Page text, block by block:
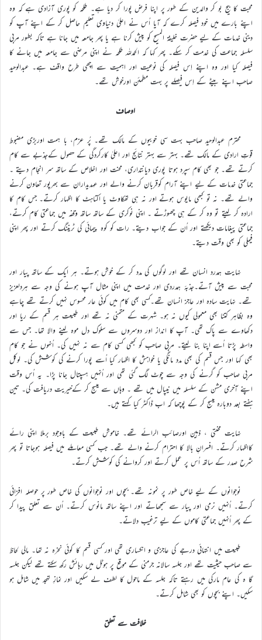
محبت کا بیج بو کر والدین کے طور پر اپنا فرض پورا کر دیا ہے۔ طلحہ کو پوری آزادی ہے کہ وہ
اپنے بارے میں خود فیصلہ کرے کہ آیا اُس نے اعلیٰ دنیاوی تعلیم حاصل کر کے اپنے آپ کو
دینی خدمات کے لیے حضرت خلیفۃ المسیح کو پیش کرنا ہے یا پھر جامعہ میں جانا ہے تاکہ بطور مربی
سلسلہ جماعت کی خدمت کر سکے۔ پھر کہا کہ الحمدللہ طلحہ نے اپنی مرضی سے جامعہ میں جانے کا
فیصلہ کیا اور وہ اپنے اِس فیصلہ کی نوعیت اور اہمیت سے اچھی طرح واقف ہے۔ عبدالوحید
صاحب اپنے بیٹے کے اِس فیصلے پر بہت مطمئن اورخوش تھے۔
اوصاف
محترم عبدالوحید صاحب بہت سی خوبیوں کے مالک تھے۔ پُر عزم، با ہمت اوربڑی مضبوط
قوتِ ارادی کے مالک تھے۔ بہتر سے بہتر نتائج اور اعلیٰ کارکردگی کے حصول کےجذبے سے کام
کرتے تھے۔ جو بھی کام سپرد ہوتا پوری دیانتداری، محنت اور اخلاص کے ساتھ سر انجام دیتے ۔
جماعتی خدمات کے لیے اپنے آرام کوقربان کرنے والے اور عہدیداران سے بھرپور تعاون کرنے
والے تھے۔ نہ تو کبھی مایوس ہوتے اور نہ ہی تھکاوٹ یا اکتاہٹ کا اظہار کرتے۔ جس کام کا
ارادہ کر لیتے تو وہ کر کے ہی چھوڑتے ۔ اپنی نوکری کے ساتھ ساتھ وقفہ میں جماعتی کام کرتے،
جماعتی پیغامات دیکھتے اور اُن کے جواب دیتے۔ رات کو کوہ پیمائی کی ٹریننگ کرتے اور پھر اپنی
فیملی کو بھی وقت دیتے۔
نہایت ہمدرد انسان تھے اور لوگوں کی مدد کر کے خوش ہوتے۔ ہر ایک کے ساتھ پیار اور
محبت سے پیش آتے۔جذبۂ ہمدردی اور خدمت میں اپنی مثال آپ ہونے کی وجہ سے ہردلعزیز
تھے۔ نہایت سادہ اور عاجز انسان تھے۔کسی بھی کام میں کوئی عار محسوس نہیں کرتے تھے چاہے
وہ بظاہر کتنا بھی معمولی کیوں نہ ہو۔ شہرت کے متمنی نہ تھے اور طبیعت ہر قسم کے ریا اور
دکھاوے سے پاک تھی۔ آپ کا انداز اور دوسروں سے سلوک دل موہ لینے والا تھا۔ جس سے
واسطہ پڑتا اُسے اپنا بنا لیتے۔ مربی صاحب کو کبھی کسی کام سے نہ نہیں کی۔ اُنہوں نے جو کام
بھی کہا اور جس قسم کی بھی مدد مانگی یا خواہش کا اظہار کیا اُسے پورا کرنے کی کوشش کی۔ لوکل
مربی صاحب کو گرنے کی وجہ سے چوٹ لگ گئی تھی اور اُنہیں ہسپتال جانا پڑا۔ یہ اُس وقت
اپنے آخری مشن کے سلسلہ میں نیپال میں تھے ۔ وہاں سے میسج کر کےخیریت دریافت کی۔ تین
ہفتے بعد دوبارہ میسج کر کے پوچھا کہ اب ڈاکٹر کیا کہتے ہیں۔
نہایت محنتی ، ذہین اورصائب الرائے تھے۔ خاموش طبیعت کے باوجود برملا اپنی رائے
کااظہار کرتے۔ افسرانِ بالا کا احترام کرنے والے تھے۔ جب کسی معاملے میں فیصلہ ہوجاتا تو پھر
شرح صدر کے ساتھ اُس پر عمل کرتے اور کروانے کی کوشش کرتے۔
نوجوانوں کے لیے خاص طور پر نمونہ تھے۔ بچوں اور نوجوانوں کی خاص طور پر حوصلہ افزائی
کرتے۔ اُنہیں نرمی اور پیار سے سمجھاتے اور اپنے ساتھ مانوس کرتے۔ اُن سے تعلق پیدا کر
کے پھر اُنہیں جماعتی کاموں کے لیے ترغیب دلاتے۔
طبیعت میں انتہائی درجے کی عاجزی و انکساری تھی اور کسی قسم کا کوئی نخرہ نہ تھا۔ مالی لحاظ
سے صاحب حیثیت تھے اور جلسہ سالانہ جرمنی کے موقع پر ہوٹل میں رہائش رکھ سکتے تھے لیکن جلسہ
گا ہ کی عام مارکی میں رہتے تاکہ جلسہ کے ماحول کا لطف لے سکیں اور نمازِ تہجد میں شامل ہو
سکیں۔ اپنے بچوں کو بھی شامل کرتے۔
خلافت سے تعلق